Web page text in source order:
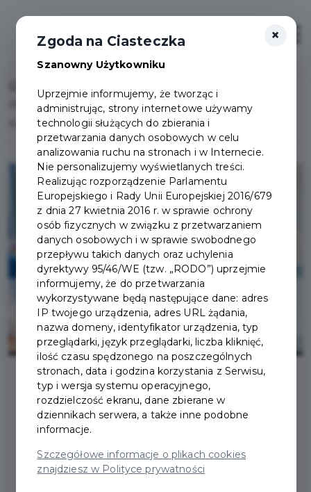
Akademia Dobrej Edukacji – nowy Partner Pruszczańskiej
Karty Mieszkańca!
2024-12-17
EDUKACJI – NOWY
×
Zgoda na Ciasteczka
Szanowny Użytkowniku
Uprzejmie informujemy, że tworząc i
administrując, strony internetowe używamy
technologii służących do zbierania i
przetwarzania danych osobowych w celu
analizowania ruchu na stronach i w Internecie.
Nie personalizujemy wyświetlanych treści.
Realizując rozporządzenie Parlamentu
Europejskiego i Rady Unii Europejskiej 2016/679
z dnia 27 kwietnia 2016 r. w sprawie ochrony
osób fizycznych w związku z przetwarzaniem
danych osobowych i w sprawie swobodnego
przepływu takich danych oraz uchylenia
dyrektywy 95/46/WE (tzw. „RODO”) uprzejmie
informujemy, że do przetwarzania
wykorzystywane będą następujące dane: adres
IP twojego urządzenia, adres URL żądania,
nazwa domeny, identyfikator urządzenia, typ
przeglądarki, język przeglądarki, liczba kliknięć,
ilość czasu spędzonego na poszczególnych
stronach, data i godzina korzystania z Serwisu,
typ i wersja systemu operacyjnego,
rozdzielczość ekranu, dane zbierane w
dziennikach serwera, a także inne podobne
informacje.
Szczegółowe informacje o plikach cookies
znajdziesz w Polityce prywatności